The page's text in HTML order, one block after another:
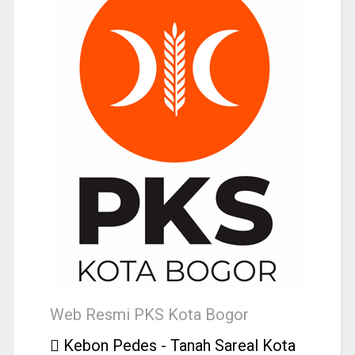
Web Resmi PKS Kota Bogor
Kebon Pedes - Tanah Sareal Kota